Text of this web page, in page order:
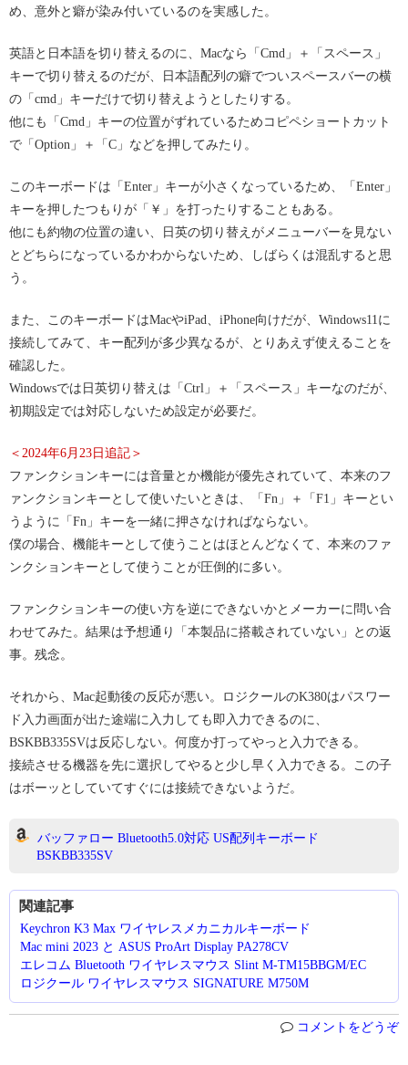
め、意外と癖が染み付いているのを実感した。
英語と日本語を切り替えるのに、Macなら「Cmd」＋「スペース」
キーで切り替えるのだが、日本語配列の癖でついスペースバーの横
の「cmd」キーだけで切り替えようとしたりする。
他にも「Cmd」キーの位置がずれているためコピペショートカット
で「Option」＋「C」などを押してみたり。
このキーボードは「Enter」キーが小さくなっているため、「Enter」
キーを押したつもりが「￥」を打ったりすることもある。
他にも約物の位置の違い、日英の切り替えがメニューバーを見ない
とどちらになっているかわからないため、しばらくは混乱すると思
う。
また、このキーボードはMacやiPad、iPhone向けだが、Windows11に
接続してみて、キー配列が多少異なるが、とりあえず使えることを
確認した。
Windowsでは日英切り替えは「Ctrl」＋「スペース」キーなのだが、
初期設定では対応しないため設定が必要だ。
＜2024年6月23日追記＞
ファンクションキーには音量とか機能が優先されていて、本来のフ
ァンクションキーとして使いたいときは、「Fn」＋「F1」キーとい
うように「Fn」キーを一緒に押さなければならない。
僕の場合、機能キーとして使うことはほとんどなくて、本来のファ
ンクションキーとして使うことが圧倒的に多い。
ファンクションキーの使い方を逆にできないかとメーカーに問い合
わせてみた。結果は予想通り「本製品に搭載されていない」との返
事。残念。
それから、Mac起動後の反応が悪い。ロジクールのK380はパスワー
ド入力画面が出た途端に入力しても即入力できるのに、
BSKBB335SVは反応しない。何度か打ってやっと入力できる。
接続させる機器を先に選択してやると少し早く入力できる。この子
はボーッとしていてすぐには接続できないようだ。
バッファロー Bluetooth5.0対応 US配列キーボード
BSKBB335SV
関連記事
Keychron K3 Max ワイヤレスメカニカルキーボード
Mac mini 2023 と ASUS ProArt Display PA278CV
エレコム Bluetooth ワイヤレスマウス Slint M-TM15BBGM/EC
ロジクール ワイヤレスマウス SIGNATURE M750M
コメントをどうぞ